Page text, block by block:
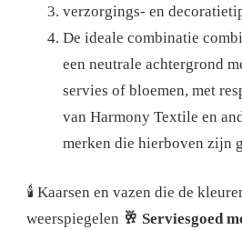
verzorgings- en
De ideale combinatie
een neutrale achtergrond
servies of bloemen, met
van Harmony Textile en
merken die hierboven zijn
🕯️ Kaarsen en vazen ​​die de
weerspiegelen 🥂 Serviesgoed